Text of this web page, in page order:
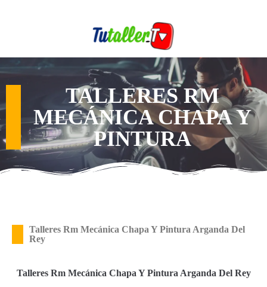
TALLERES RM
MECÁNICA CHAPA Y
PINTURA
Talleres Rm Mecánica Chapa Y Pintura Arganda Del
Rey
Talleres Rm Mecánica Chapa Y Pintura Arganda Del Rey